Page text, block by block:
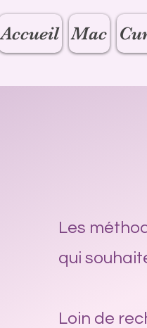
Accueil Mac
Les
qui
Loin de